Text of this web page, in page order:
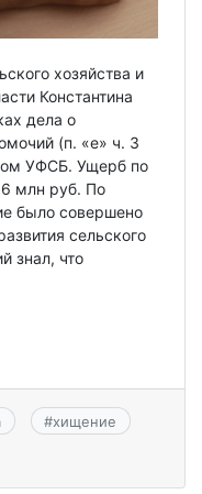
хозяйства и
Константина
дела о
(п. «е» ч. 3
УФСБ. Ущерб по
млн руб. По
было совершено
сельского
знал, что
#хищение